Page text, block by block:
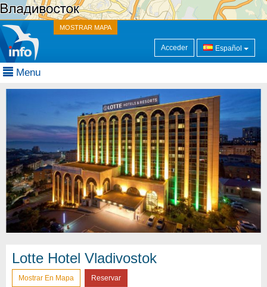
MOSTRAR MAPA
Acceder Español
Menu
Lotte Hotel Vladivostok
Mostrar En Mapa Reservar